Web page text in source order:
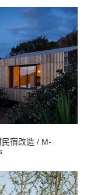
宿改造 / M-